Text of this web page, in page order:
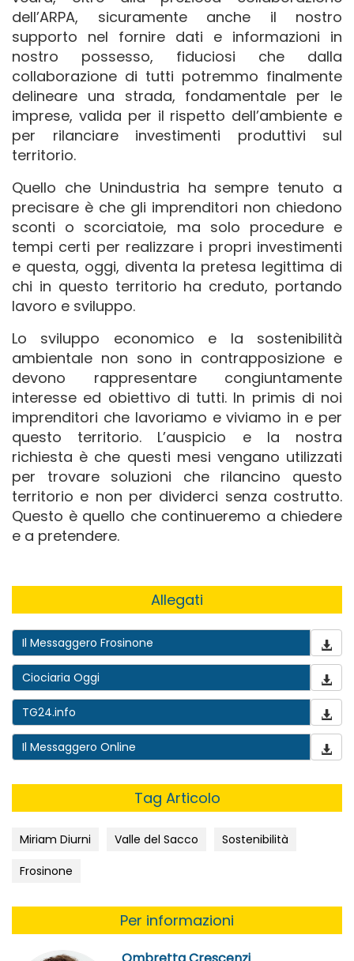
dell’ARPA, sicuramente anche il nostro
supporto nel fornire dati e informazioni in
nostro possesso, fiduciosi che dalla
collaborazione di tutti potremmo finalmente
delineare una strada, fondamentale per le
imprese, valida per il rispetto dell’ambiente e
per rilanciare investimenti produttivi sul
territorio.
Quello che Unindustria ha sempre tenuto a
precisare è che gli imprenditori non chiedono
sconti o scorciatoie, ma solo procedure e
tempi certi per realizzare i propri investimenti
e questa, oggi, diventa la pretesa legittima di
chi in questo territorio ha creduto, portando
lavoro e sviluppo.
Lo sviluppo economico e la sostenibilità
ambientale non sono in contrapposizione e
devono rappresentare congiuntamente
interesse ed obiettivo di tutti. In primis di noi
imprenditori che lavoriamo e viviamo in e per
questo territorio. L’auspicio e la nostra
richiesta è che questi mesi vengano utilizzati
per trovare soluzioni che rilancino questo
territorio e non per dividerci senza costrutto.
Questo è quello che continueremo a chiedere
e a pretendere.
Allegati
Il Messaggero Frosinone
Ciociaria Oggi
TG24.info
Il Messaggero Online
Tag Articolo
Miriam Diurni Valle del Sacco
Sostenibilità
Frosinone
Per informazioni